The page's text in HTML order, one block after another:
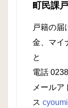
町民課
戸籍の届
金、マイ
と
電話
メールア
ス